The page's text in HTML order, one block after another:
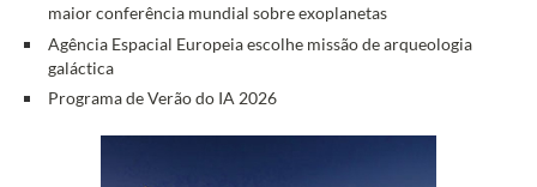
maior conferência mundial sobre exoplanetas
Agência Espacial Europeia escolhe missão de arqueologia
galáctica
Programa de Verão do IA 2026